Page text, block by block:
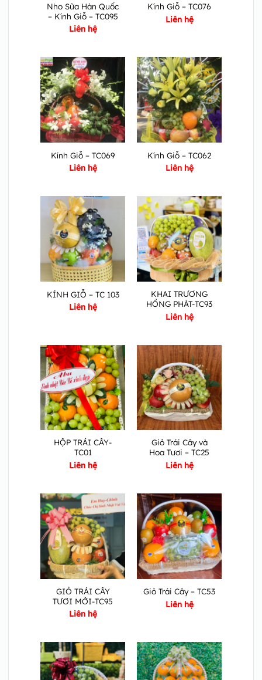
Nho Sữa Hàn Quốc
– Kính Giỗ – TC095
Liên hệ
Kính Giỗ – TC076
Liên hệ
Kính Giỗ – TC069
Liên hệ
Kính Giỗ – TC062
Liên hệ
KÍNH GIỖ – TC 103
Liên hệ
KHAI TRƯƠNG
HỒNG PHÁT-TC93
Liên hệ
HỘP TRÁI CÂY-
TC01
Liên hệ
Giỏ Trái Cây và
Hoa Tươi – TC25
Liên hệ
GIỎ TRÁI CÂY
TƯƠI MỚI-TC95
Liên hệ
Giỏ Trái Cây – TC53
Liên hệ